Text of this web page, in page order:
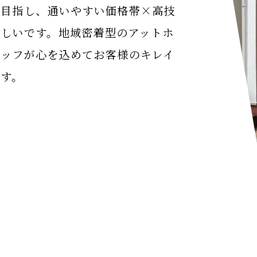
指し、通いやすい価格帯×高技
いです。地域密着型のアットホ
フが心を込めてお客様のキレイ
。